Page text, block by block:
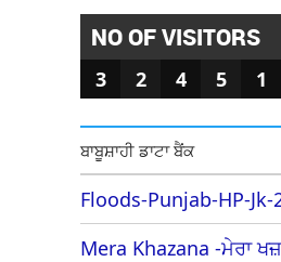
NO OF VISITORS
3 2 4 5 1
ਬਾਬੂਸ਼ਾਹੀ ਡਾਟਾ ਬੈਂਕ
Floods-Punjab-HP-Jk-
Mera Khazana -ਮੇਰਾ